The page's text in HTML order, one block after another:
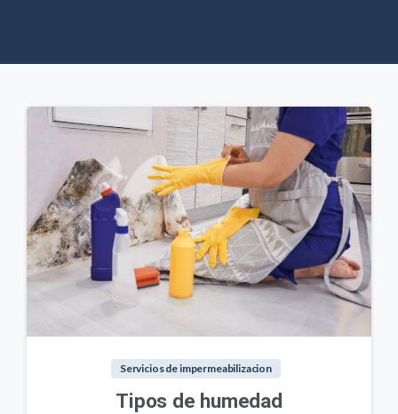
Servicios de impermeabilizacion
Tipos de humedad